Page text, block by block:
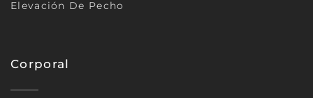
Elevación De Pecho
Corporal